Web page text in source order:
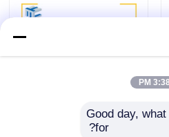
معدات طحن سطح رأس
3:38
Good day,
for?